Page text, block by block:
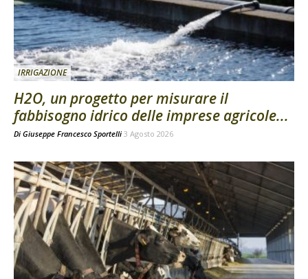
IRRIGAZIONE
H2O, un progetto per misurare il
fabbisogno idrico delle imprese agricole...
Di Giuseppe Francesco Sportelli 3 Agosto 2026